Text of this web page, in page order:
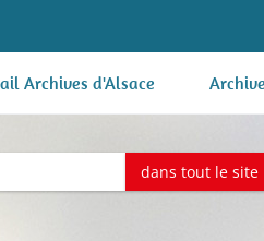
Archives d'Alsace
dans tout le site